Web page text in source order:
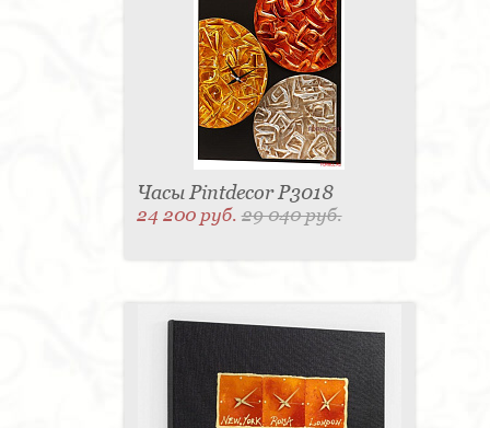
Часы Pintdecor P3018
24 200 руб.29 040 руб.